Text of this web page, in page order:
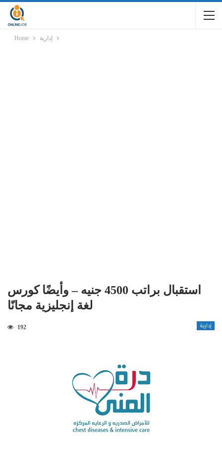
Home إدارية
استقبال براتب 4500 جنيه – وأيضًا كورس
لغة إنجليزية مجانًا
إدارية 192